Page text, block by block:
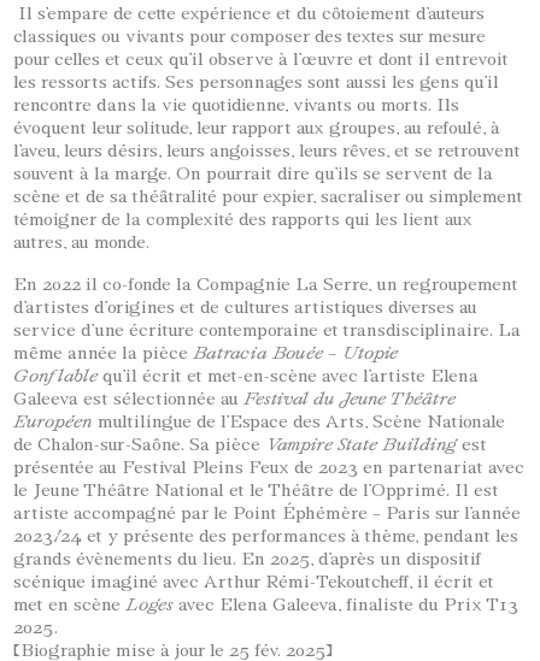
Il s’empare de cette expérience et du côtoiement d’auteurs
classiques ou vivants pour composer des textes sur mesure
pour celles et ceux qu’il observe à l’œuvre et dont il entrevoit
les ressorts actifs. Ses personnages sont aussi les gens qu’il
rencontre dans la vie quotidienne, vivants ou morts. Ils
évoquent leur solitude, leur rapport aux groupes, au refoulé, à
l’aveu, leurs désirs, leurs angoisses, leurs rêves, et se retrouvent
souvent à la marge. On pourrait dire qu’ils se servent de la
scène et de sa théâtralité pour expier, sacraliser ou simplement
témoigner de la complexité des rapports qui les lient aux
autres, au monde.
En 2022 il co-fonde la Compagnie La Serre, un regroupement
d’artistes d’origines et de cultures artistiques diverses au
service d’une écriture contemporaine et transdisciplinaire. La
même année la pièce Batracia Bouée – Utopie
Gonflablequ’il écrit et met-en-scène avec l’artiste Elena
Galeeva est sélectionnée au Festival du Jeune Théâtre
Européen multilingue de l’Espace des Arts, Scène Nationale
de Chalon-sur-Saône. Sa pièce Vampire State Building est
présentée au Festival Pleins Feux de 2023 en partenariat avec
le Jeune Théâtre National et le Théâtre de l’Opprimé. Il est
artiste accompagné par le Point Éphémère – Paris sur l’année
2023/24 et y présente des performances à thème, pendant les
grands évènements du lieu. En 2025, d’après un dispositif
scénique imaginé avec Arthur Rémi-Tekoutcheff, il écrit et
met en scène Logesavec Elena Galeeva, finaliste du Prix T13
2025.
[Biographie mise à jour le 25 fév. 2025]